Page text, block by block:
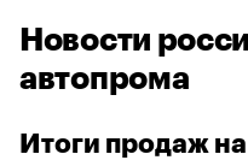
Новости
автопрома
Итоги продаж